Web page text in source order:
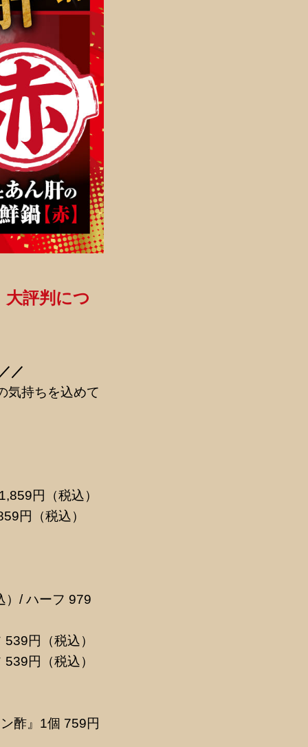
大評判につ
／
気持ちを込めて
円（税込）
円（税込）
）/ ハーフ 979
円（税込）
円（税込）
酢』1個 759円